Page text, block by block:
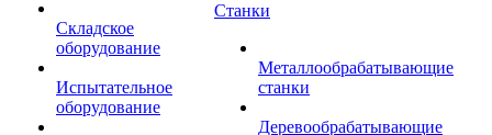
Складское
оборудование
Испытательное
оборудование
Станки
Металлообрабатывающие
станки
Деревообрабатывающие